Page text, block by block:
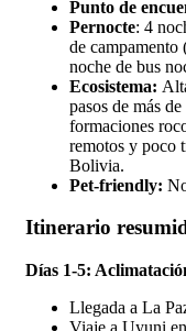
Punto de
Pernocte: 4
de campamento
noche de bus
Ecosistema:
pasos de más
formaciones
remotos y poco
Bolivia.
Pet-friendly:
Itinerario
Días 1-5:
Llegada a La
Viaje a Uyuni